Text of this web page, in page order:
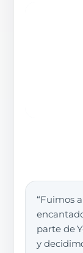
“Fuimos
parte de
y